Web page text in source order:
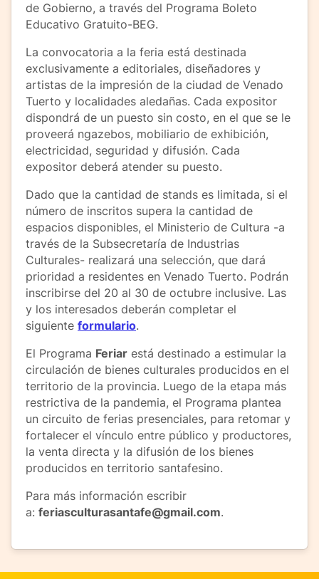
de Gobierno, a través del Programa Boleto
Educativo Gratuito-BEG.
La convocatoria a la feria está destinada
exclusivamente a editoriales, diseñadores y
artistas de la impresión de la ciudad de Venado
Tuerto y localidades aledañas. Cada expositor
dispondrá de un puesto sin costo, en el que se le
proveerá ngazebos, mobiliario de exhibición,
electricidad, seguridad y difusión. Cada
expositor deberá atender su puesto.
Dado que la cantidad de stands es limitada, si el
número de inscritos supera la cantidad de
espacios disponibles, el Ministerio de Cultura -a
través de la Subsecretaría de Industrias
Culturales- realizará una selección, que dará
prioridad a residentes en Venado Tuerto. Podrán
inscribirse del 20 al 30 de octubre inclusive. Las
y los interesados deberán completar el
siguiente formulario.
El Programa Feriar está destinado a estimular la
circulación de bienes culturales producidos en el
territorio de la provincia. Luego de la etapa más
restrictiva de la pandemia, el Programa plantea
un circuito de ferias presenciales, para retomar y
fortalecer el vínculo entre público y productores,
la venta directa y la difusión de los bienes
producidos en territorio santafesino.
Para más información escribir
a: feriasculturasantafe@gmail.com.